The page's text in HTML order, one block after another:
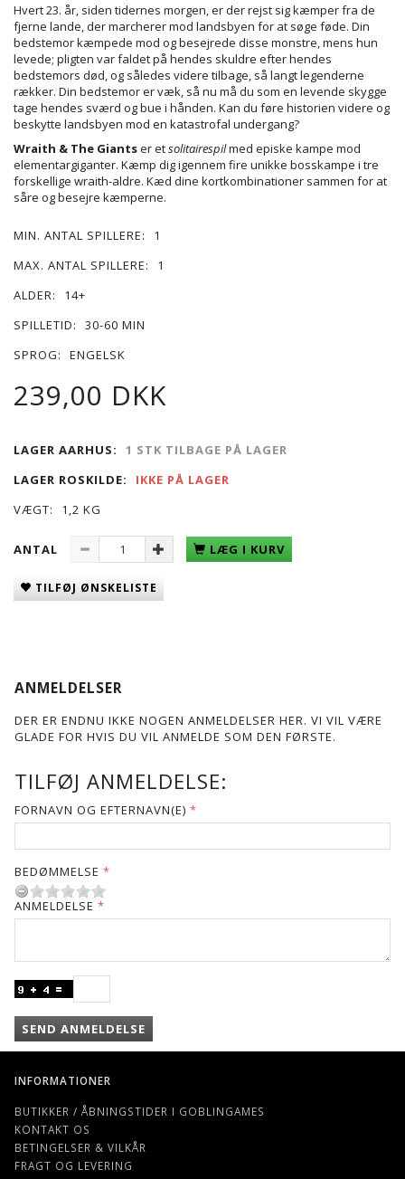
Hvert 23. år, siden tidernes morgen, er der rejst sig kæmper fra de
fjerne lande, der marcherer mod landsbyen for at søge føde. Din
bedstemor kæmpede mod og besejrede disse monstre, mens hun
levede; pligten var faldet på hendes skuldre efter hendes
bedstemors død, og således videre tilbage, så langt legenderne
rækker. Din bedstemor er væk, så nu må du som en levende skygge
tage hendes sværd og bue i hånden. Kan du føre historien videre og
beskytte landsbyen mod en katastrofal undergang?
Wraith & The Giantser etsolitairespilmed episke kampe mod
elementargiganter. Kæmp dig igennem fire unikke bosskampe i tre
forskellige wraith-aldre. Kæd dine kortkombinationer sammen for at
såre og besejre kæmperne.
MIN. ANTAL SPILLERE:
1
MAX. ANTAL SPILLERE:
1
ALDER:
14+
SPILLETID:
30-60 MIN
SPROG:
ENGELSK
239,00 DKK
LAGER AARHUS:
1 STK TILBAGE PÅ LAGER
LAGER ROSKILDE:
IKKE PÅ LAGER
VÆGT:
1,2 KG
ANTAL LÆG I KURV
TILFØJ ØNSKELISTE
ANMELDELSER
DER ER ENDNU IKKE NOGEN ANMELDELSER HER. VI VIL VÆRE
GLADE FOR HVIS DU VIL ANMELDE SOM DEN FØRSTE.
TILFØJ ANMELDELSE:
FORNAVN OG EFTERNAVN(E)
BEDØMMELSE
ANMELDELSE
SEND ANMELDELSE
INFORMATIONER
BUTIKKER / ÅBNINGSTIDER I GOBLINGAMES
KONTAKT OS
BETINGELSER & VILKÅR
FRAGT OG LEVERING